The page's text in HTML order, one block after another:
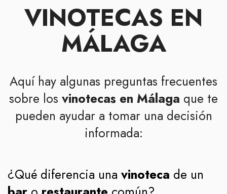
VINOTECAS EN
MÁLAGA
Aquí hay algunas preguntas frecuentes
sobre los vinotecas en Málaga que te
pueden ayudar a tomar una decisión
informada:
¿Qué diferencia una vinoteca de un